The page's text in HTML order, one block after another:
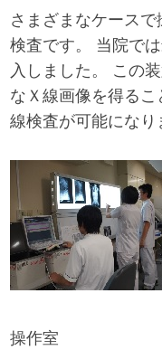
さまざまなケース
検査です。 当院で
入しました。 この
なＸ線画像を得る
線検査が可能になり
操作室